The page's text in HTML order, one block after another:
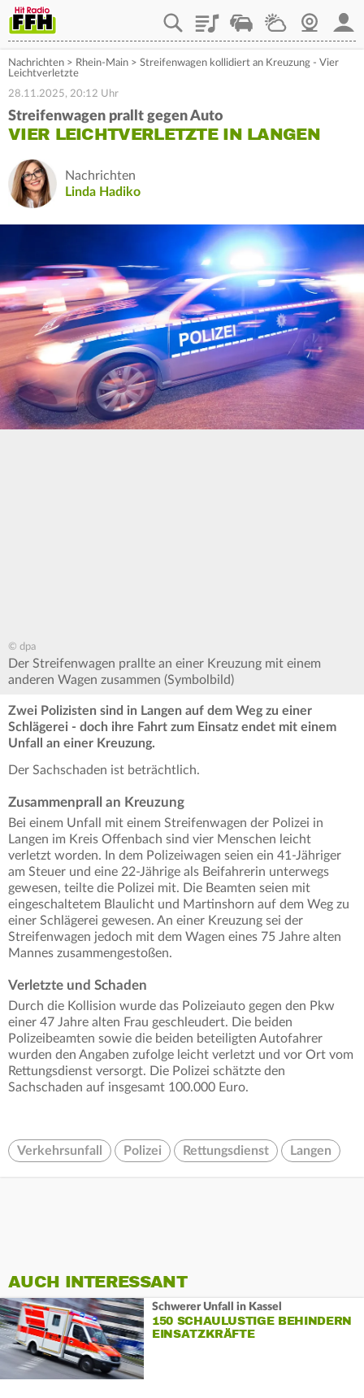
PlaylistStaupilotWetterWebcam
Nachrichten > Rhein-Main > Streifenwagen kollidiert an Kreuzung - Vier
Leichtverletzte
28.11.2025, 20:12 Uhr
Streifenwagen prallt gegen Auto
VIER LEICHTVERLETZTE IN LANGEN
Nachrichten
Linda Hadiko
© dpa
Der Streifenwagen prallte an einer Kreuzung mit einem
anderen Wagen zusammen (Symbolbild)
Zwei Polizisten sind in Langen auf dem Weg zu einer
Schlägerei - doch ihre Fahrt zum Einsatz endet mit einem
Unfall an einer Kreuzung.
Der Sachschaden ist beträchtlich.
Zusammenprall an Kreuzung
Bei einem Unfall mit einem Streifenwagen der Polizei in
Langen im Kreis Offenbach sind vier Menschen leicht
verletzt worden. In dem Polizeiwagen seien ein 41-Jähriger
am Steuer und eine 22-Jährige als Beifahrerin unterwegs
gewesen, teilte die Polizei mit. Die Beamten seien mit
eingeschaltetem Blaulicht und Martinshorn auf dem Weg zu
einer Schlägerei gewesen. An einer Kreuzung sei der
Streifenwagen jedoch mit dem Wagen eines 75 Jahre alten
Mannes zusammengestoßen.
Verletzte und Schaden
Durch die Kollision wurde das Polizeiauto gegen den Pkw
einer 47 Jahre alten Frau geschleudert. Die beiden
Polizeibeamten sowie die beiden beteiligten Autofahrer
wurden den Angaben zufolge leicht verletzt und vor Ort vom
Rettungsdienst versorgt. Die Polizei schätzte den
Sachschaden auf insgesamt 100.000 Euro.
Verkehrsunfall Polizei Rettungsdienst Langen
AUCH INTERESSANT
Schwerer Unfall in Kassel
150 SCHAULUSTIGE BEHINDERN
EINSATZKRÄFTE